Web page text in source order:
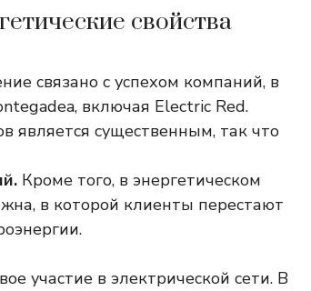
свойства
связано с успехом компаний, в
включая Electric Red.
является существенным, так что
Кроме того, в энергетическом
в которой клиенты перестают
участие в электрической сети. В